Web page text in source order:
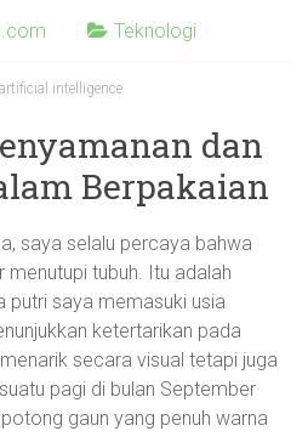
Teknologi
artificial intelligence
dan
Berpakaian
saya selalu percaya bahwa
tubuh. Itu adalah
putri saya memasuki usia
ketertarikan pada
secara visual tetapi juga
pagi di bulan September
gaun yang penuh warna